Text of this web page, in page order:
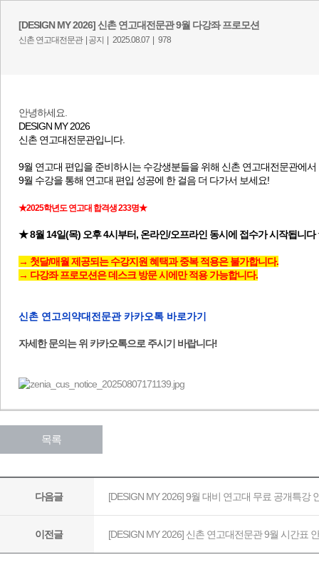
[DESIGN MY 2026] 신촌 연고대전문관 9월 다강좌 프로모션
신촌 연고대전문관 | 공지 | 2025.08.07 | 978
안녕하세요.
DESIGN MY 2026
신촌 연고대전문관입니다.
9월 연고대 편입을 준비하시는 수강생분들을 위해 신촌 연고대전문관에
9월 수강을 통해 연고대 편입 성공에 한 걸음 더 다가서 보세요!
★2025학년도 연고대 합격생 233명★
★ 8월 14일(목) 오후 4시부터, 온라인/오프라인 동시에 접수가 시작됩니
→ 첫달/매월 제공되는 수강지원 혜택과 중복 적용은 불가합니다.
→ 다강좌 프로모션은 데스크 방문 시에만 적용 가능합니다.
신촌 연고의약대전문관 카카오톡 바로가기
자세한 문의는 위 카카오톡으로 주시기 바랍니다!​
목록
다음글 [DESIGN MY 2026] 9월 대비 연고대 무료 공개특강
이전글 [DESIGN MY 2026] 신촌 연고대전문관 9월 시간표